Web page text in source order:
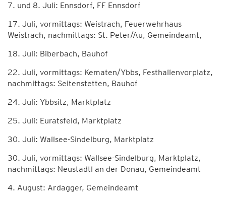
7. und 8. Juli: Ennsdorf, FF Ennsdorf
17. Juli, vormittags: Weistrach, Feuerwehrhaus
Weistrach, nachmittags: St. Peter/Au, Gemeindeamt,
18. Juli: Biberbach, Bauhof
22. Juli, vormittags: Kematen/Ybbs, Festhallenvorplatz,
nachmittags: Seitenstetten, Bauhof
24. Juli: Ybbsitz, Marktplatz
25. Juli: Euratsfeld, Marktplatz
30. Juli: Wallsee-Sindelburg, Marktplatz
30. Juli, vormittags: Wallsee-Sindelburg, Marktplatz,
nachmittags: Neustadtl an der Donau, Gemeindeamt
4. August: Ardagger, Gemeindeamt